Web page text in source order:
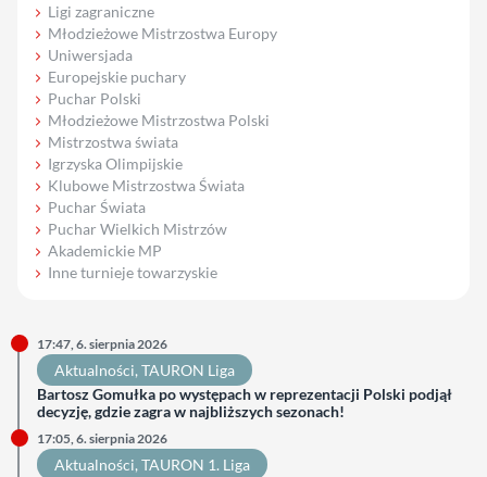
Ligi zagraniczne
Młodzieżowe Mistrzostwa Europy
Uniwersjada
Europejskie puchary
Puchar Polski
Młodzieżowe Mistrzostwa Polski
Mistrzostwa świata
Igrzyska Olimpijskie
Klubowe Mistrzostwa Świata
Puchar Świata
Puchar Wielkich Mistrzów
Akademickie MP
Inne turnieje towarzyskie
17:47, 6. sierpnia 2026
Aktualności, TAURON Liga
Bartosz Gomułka po występach w reprezentacji Polski podjął
decyzję, gdzie zagra w najbliższych sezonach!
17:05, 6. sierpnia 2026
Aktualności, TAURON 1. Liga